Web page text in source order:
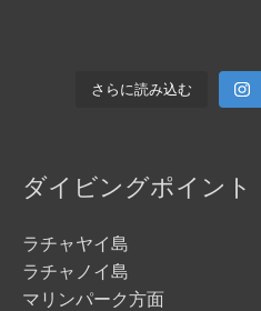
さらに読み込む
ダイビングポイント
ラチャヤイ島
ラチャノイ島
マリンパーク方面